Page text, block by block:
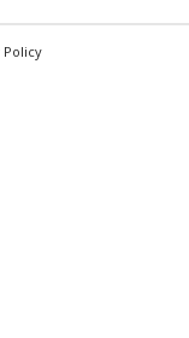
Policy